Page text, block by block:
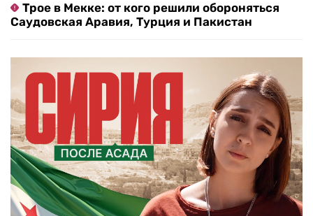
Трое в Мекке: от кого решили обороняться
Саудовская Аравия, Турция и Пакистан